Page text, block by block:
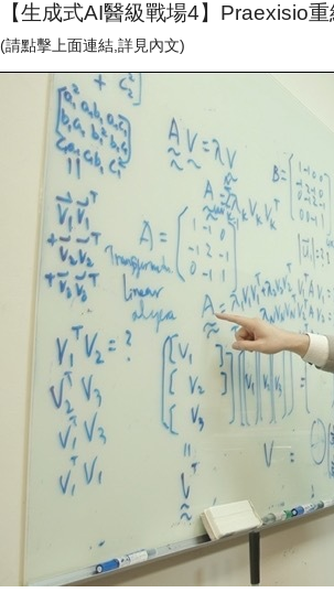
【生成式AI醫級戰場4】Praexisio
(請點擊上面連結,詳見內文)